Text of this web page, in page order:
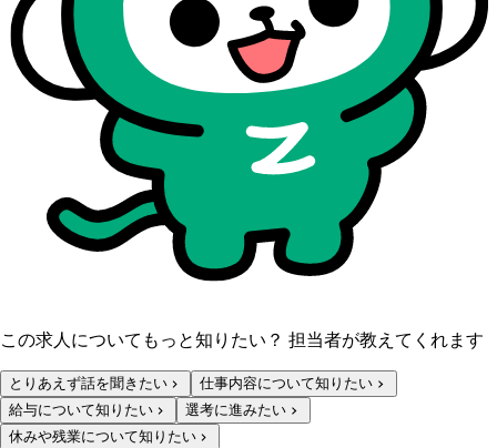
この求人についてもっと知りたい？ 担当者が教えてくれます
とりあえず話を聞きたい
仕事内容について知りたい
給与について知りたい
選考に進みたい
休みや残業について知りたい